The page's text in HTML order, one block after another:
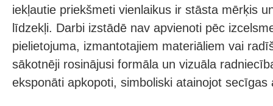
iekļautie priekšmeti vienlaikus ir stāsta mērķis
līdzekļi. Darbi izstādē nav apvienoti pēc
pielietojuma, izmantotajiem materiāliem vai
sākotnēji rosinājusi formāla un vizuāla
eksponāti apkopoti, simboliski atainojot secīgas